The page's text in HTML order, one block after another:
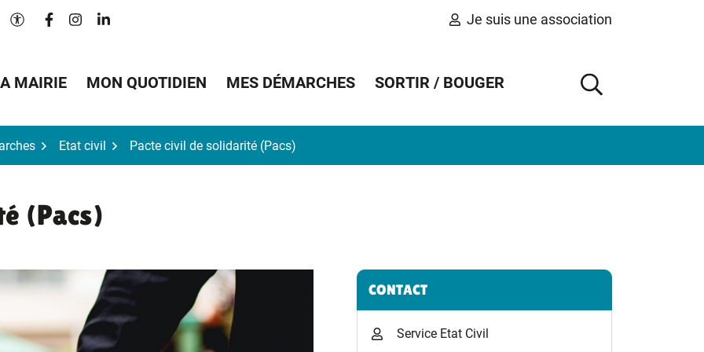
Paramètres d'accessibilité
Lien vers le compte Facebook
Lien vers le compte Instagram
Lien vers le compte Linkedin Je suis une association
MAIRIE MON QUOTIDIEN MES DÉMARCHES SORTIR / BOUGER
AFFICHER
Etat civil Pacte civil de solidarité (Pacs)
(Pacs)
Informations complémentaires
CONTACT
Service Etat Civil